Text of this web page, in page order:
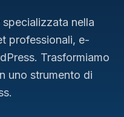
nella
professionali, e-
Trasformiamo
uno strumento di